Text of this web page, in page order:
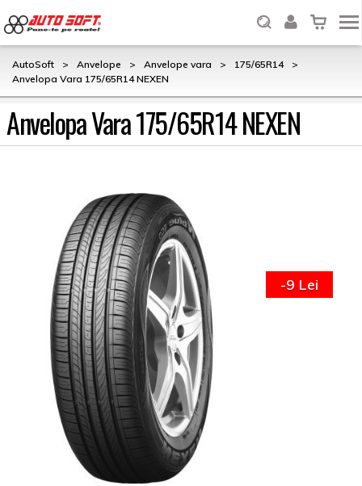
AutoSoft > Anvelope > Anvelope vara > 175/65R14
>
Anvelopa Vara 175/65R14 NEXEN
Anvelopa Vara 175/65R14 NEXEN
-9 Lei